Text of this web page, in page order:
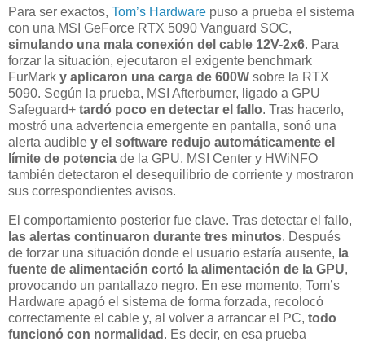
Para ser exactos, Tom’s Hardware puso a prueba el sistema
con una MSI GeForce RTX 5090 Vanguard SOC,
simulando una mala conexión del cable 12V-2x6. Para
forzar la situación, ejecutaron el exigente benchmark
FurMark y aplicaron una carga de 600W sobre la RTX
5090. Según la prueba, MSI Afterburner, ligado a GPU
Safeguard+ tardó poco en detectar el fallo. Tras hacerlo,
mostró una advertencia emergente en pantalla, sonó una
alerta audible y el software redujo automáticamente el
límite de potencia de la GPU. MSI Center y HWiNFO
también detectaron el desequilibrio de corriente y mostraron
sus correspondientes avisos.
El comportamiento posterior fue clave. Tras detectar el fallo,
las alertas continuaron durante tres minutos. Después
de forzar una situación donde el usuario estaría ausente, la
fuente de alimentación cortó la alimentación de la GPU,
provocando un pantallazo negro. En ese momento, Tom’s
Hardware apagó el sistema de forma forzada, recolocó
correctamente el cable y, al volver a arrancar el PC, todo
funcionó con normalidad . Es decir, en esa prueba